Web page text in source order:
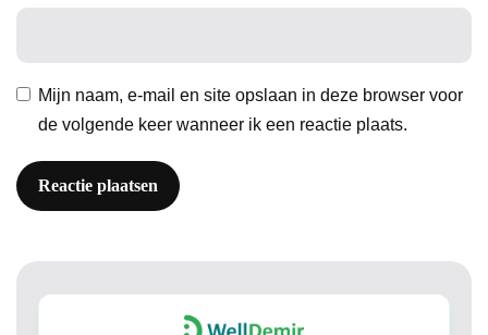
Mijn naam, e-mail en site opslaan in deze browser voor
de volgende keer wanneer ik een reactie plaats.